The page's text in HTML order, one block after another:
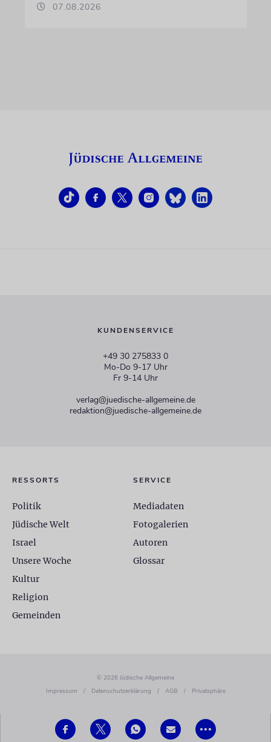
•••
07.08.2026
KUNDENSERVICE
+49 30 275833 0
Mo-Do 9-17 Uhr
Fr 9-14 Uhr
verlag@juedische-allgemeine.de
redaktion@juedische-allgemeine.de
RESSORTS
Politik
Jüdische Welt
Israel
Unsere Woche
Kultur
Religion
Gemeinden
SERVICE
Mediadaten
Fotogalerien
Autoren
Glossar
© 2026 Jüdische Allgemeine
Impressum
/ Datenschutzerklärung / AGB / Privatsphäre